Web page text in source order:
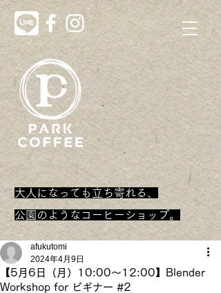
大人になっても立ち寄れる、
​公園のようなコーヒーショップ。
【5月6日（月）10:00～12:00】Blender
Workshop for ビギナー #2
afukutomi
2024年4月9日